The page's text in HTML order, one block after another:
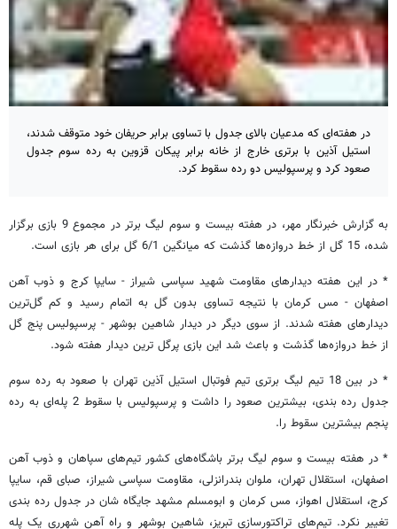
در هفته‌ای که مدعیان بالای جدول با تساوی برابر حریفان خود متوقف شدند،
استیل آذین با برتری خارج از خانه برابر پیکان قزوین به رده سوم جدول
صعود کرد و پرسپولیس دو رده سقوط کرد.
به گزارش خبرنگار مهر، در هفته بیست و سوم لیگ برتر در مجموع 9 بازی برگزار
شده، 15 گل از خط دروازه‌ها گذشت که میانگین 6/1 گل برای هر بازی است.
* در این هفته دیدارهای مقاومت شهید سپاسی شیراز - سایپا کرج و ذوب آهن
اصفهان - مس کرمان با نتیجه تساوی بدون گل به اتمام رسید و کم گل‌ترین
دیدارهای هفته شدند. از سوی دیگر در دیدار شاهین بوشهر - پرسپولیس پنج گل
از خط دروازه‌ها گذشت و باعث شد این بازی پرگل ترین دیدار هفته شود.
* در بین 18 تیم لیگ برتری تیم فوتبال استیل آذین تهران با صعود به رده سوم
جدول رده بندی، بیشترین صعود را داشت و پرسپولیس با سقوط 2 پله‌ای به رده
پنجم بیشترین سقوط را.
* در هفته بیست و سوم لیگ برتر باشگاه‌های کشور تیم‌های سپاهان و ذوب آهن
اصفهان، استقلال تهران، ملوان بندرانزلی، مقاومت سپاسی شیراز، صبای قم، سایپا
کرج، استقلال اهواز، مس کرمان و ابومسلم مشهد جایگاه شان در جدول رده بندی
تغییر نکرد. تیم‌های تراکتورسازی تبریز، شاهین بوشهر و راه آهن شهرری یک پله